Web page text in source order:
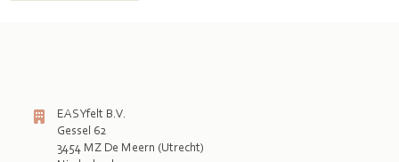
EASYfelt B.V.
Gessel 62
3454 MZ De Meern (Utrecht)